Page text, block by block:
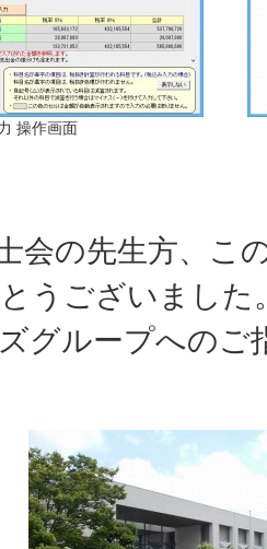
操作画面
会の先生方、こ
うございました
グループへのご